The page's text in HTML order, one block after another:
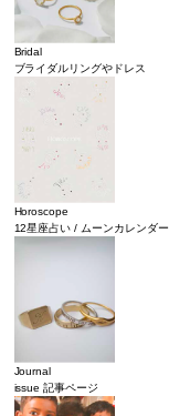
Bridal
ブライダルリングやドレス
Horoscope
12星座占い / ムーンカレンダー
Journal
issue 記事ページ